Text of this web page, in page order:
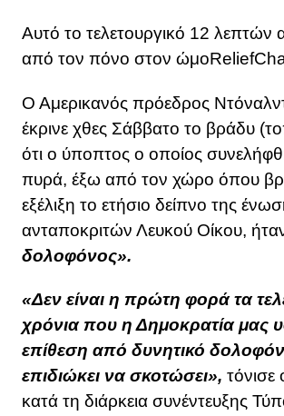
Αυτό το τελετουργικό 12 λεπτών
από τον πόνο στον
Ο Αμερικανός πρόεδρος
έκρινε χθες Σάββατο το βράδυ
ότι ο ύποπτος ο οποίος
πυρά, έξω από τον χώρο όπου
εξέλιξη το ετήσιο δείπνο της
ανταποκριτών Λευκού Οίκου,
δολοφόνος».
«Δεν είναι η πρώτη φορά τα
χρόνια που η Δημοκρατία μας
επίθεση από δυνητικό
επιδιώκει να σκοτώσει»,
κατά τη διάρκεια συνέντευξης